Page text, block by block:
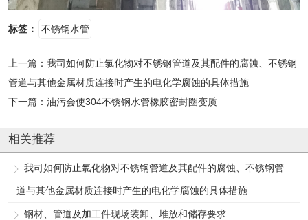
标签： 不锈钢水管
上一篇： 我司如何防止氯化物对不锈钢管道及其配件的腐蚀、不锈钢
管道与其他金属材质连接时产生的电化学腐蚀的具体措施
下一篇： 油污会使304不锈钢水管橡胶密封圈变质
相关推荐
我司如何防止氯化物对不锈钢管道及其配件的腐蚀、不锈钢管
道与其他金属材质连接时产生的电化学腐蚀的具体措施
钢材、管道及加工件现场装卸、堆放和储存要求